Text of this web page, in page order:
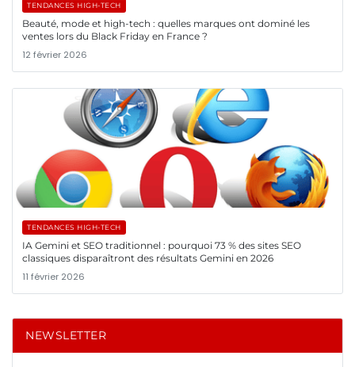
TENDANCES HIGH-TECH
Beauté, mode et high-tech : quelles marques ont dominé les
ventes lors du Black Friday en France ?
12 février 2026
TENDANCES HIGH-TECH
IA Gemini et SEO traditionnel : pourquoi 73 % des sites SEO
classiques disparaîtront des résultats Gemini en 2026
11 février 2026
NEWSLETTER